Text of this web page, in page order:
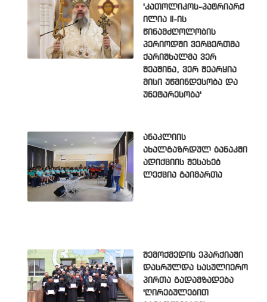
'კათოლიკოს-პატრიარქ
ილია II-ის
წინამძღოლობის
პერიოდში ვერცერთმა
ქარიშხალმა ვერ
შეაშინა, ვერ შეარყია
მისი უწმინდესობა და
უნეტარესობა'
ანაკლიის
ახალგაზრდულ ბანაკში
ადიქციის შესახებ
ლექცია გაიმართა
შემოქმედის ეპარქიაში
დასრულდა სასულიერო
პირთა გადამზადება
'ღირებულებით